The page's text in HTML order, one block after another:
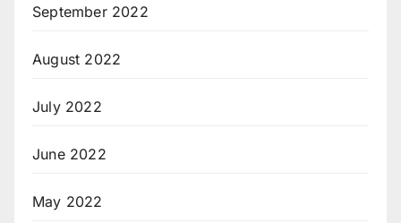
September 2022
August 2022
July 2022
June 2022
May 2022